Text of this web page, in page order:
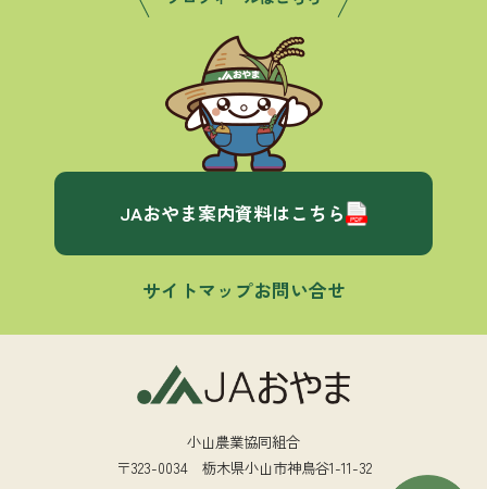
JAおやま案内資料はこちら
サイトマップお問い合せ
小山農業協同組合
〒323-0034 栃木県小山市神鳥谷1-11-32